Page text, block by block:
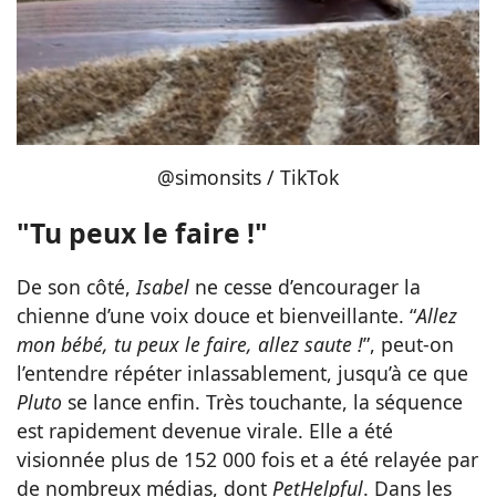
@simonsits / TikTok
"Tu peux le faire !"
De son côté,Isabel ne cesse d’encourager la
chienne d’une voix douce et bienveillante. “Allez
mon bébé, tu peux le faire, allez saute !”, peut-on
l’entendre répéter inlassablement, jusqu’à ce que
Pluto se lance enfin. Très touchante, la séquence
est rapidement devenue virale. Elle a été
visionnée plus de 152 000 fois et a été relayée par
de nombreux médias, dont PetHelpful. Dans les